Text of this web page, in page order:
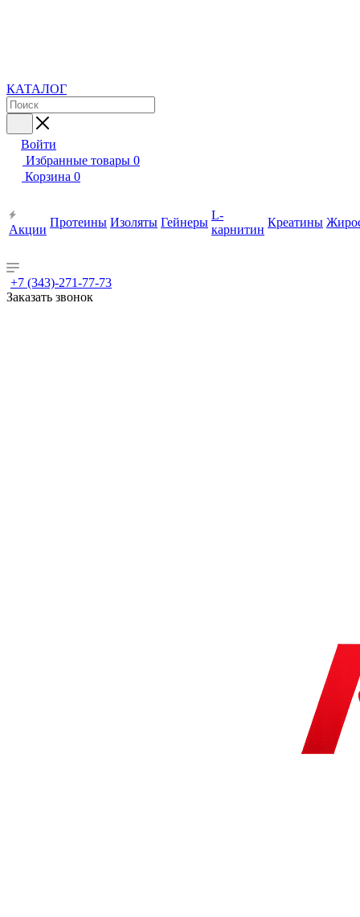
КАТАЛОГ
Войти
Избранные товары 0
Корзина 0
Акции
Протеины Изоляты Гейнеры
L-
карнитин
Креатины
+7 (343)-271-77-73
Заказать звонок